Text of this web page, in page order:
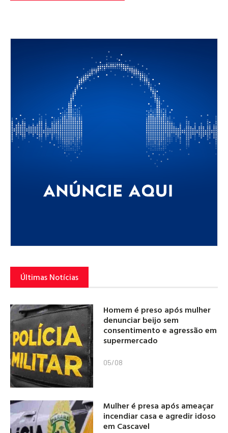
Últimas Notícias
Homem é preso após mulher
denunciar beijo sem
consentimento e agressão em
supermercado
05/08
Mulher é presa após ameaçar
incendiar casa e agredir idoso
em Cascavel